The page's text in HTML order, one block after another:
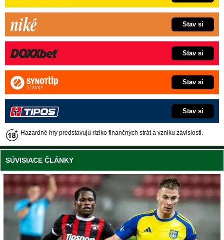
Stav si
Stav si
Stav si
Stav si
Hazardné hry predstavujú riziko finančných strát a vzniku závislosti.
SÚVISIACE ČLÁNKY